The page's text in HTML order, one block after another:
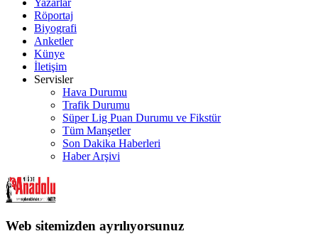
Röportaj
Biyografi
Anketler
Künye
İletişim
Servisler
Hava Durumu
Trafik Durumu
Süper Lig Puan Durumu ve Fikstür
Tüm Manşetler
Son Dakika Haberleri
Haber Arşivi
Web sitemizden ayrılıyorsunuz